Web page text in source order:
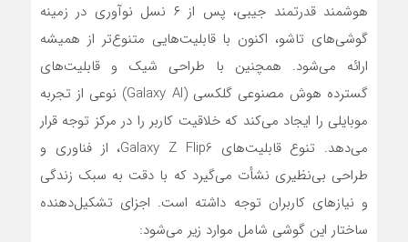
هوشمند قدرتمند جیبی، پس از ۶ نسل نوآوری در زمینه
گوشی‌های تاشو، اکنون با قابلیت‌هایی متنوع‌تر از همیشه
ارائه می‌شود. همچنین با طراحی شیک و قابلیت‌های
گسترده هوش مصنوعی گلکسی (Galaxy AI) نوعی از تجربه
موبایلی را ایجاد می‌کند که خلاقیت کاربر را در مرکز توجه قرار
می‌دهد. تنوع قابلیت‌های Galaxy Z Flip6، از فناوری و
طراحی بی‌نظیری نشأت می‌گیرد که با دقت به سبک زندگی
و نیازهای کاربران توجه داشته است. اجزای تشکیل‌دهنده
ساختار این گوشی شامل موارد زیر می‌شود: